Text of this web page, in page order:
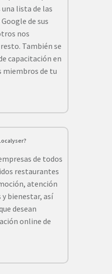
lista de las
de sus
nos
También se
capacitación en
miembros de tu
de todos
restaurantes
atención
bienestar, así
desean
online de